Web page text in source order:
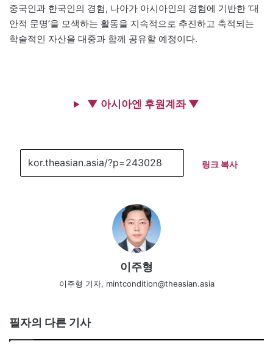
중국인과 한국인의 경험, 나아가 아시아인의 경험에 기반한 ‘대
안적 문명’을 모색하는 활동을 지속적으로 추진하고 축적되는
학술적인 자산을 대중과 함께 공유할 예정이다.
▼ 아시아엔 후원계좌 ▼
링크 복사
이주형
이주형 기자, mintcondition@theasian.asia
필자의 다른 기사